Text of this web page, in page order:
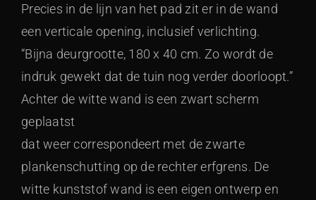
Precies in de lijn van het pad zit er in de wand
een verticale opening, inclusief verlichting.
“Bijna deurgrootte, 180 x 40 cm. Zo wordt de
indruk gewekt dat de tuin nog verder doorloopt.”
Achter de witte wand is een zwart scherm
geplaatst
dat weer correspondeert met de zwarte
plankenschutting op de rechter erfgrens. De
witte kunststof wand is een eigen ontwerp en